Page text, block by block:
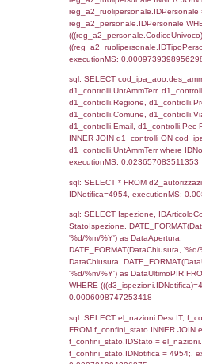
sql: SELECT
localita,
LEFT JOIN
el_comuni AS
n.IDNotifica =
sql: SELECT
ComuneST,
as ComuneSL,
LEFT JOIN